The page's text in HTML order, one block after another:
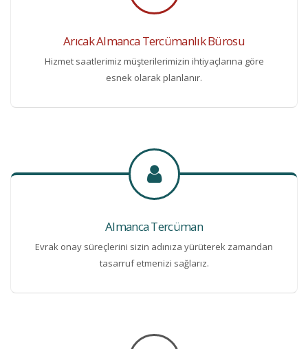
Arıcak Almanca Tercümanlık Bürosu
Hizmet saatlerimiz müşterilerimizin ihtiyaçlarına göre
esnek olarak planlanır.
Almanca Tercüman
Evrak onay süreçlerini sizin adınıza yürüterek zamandan
tasarruf etmenizi sağlarız.